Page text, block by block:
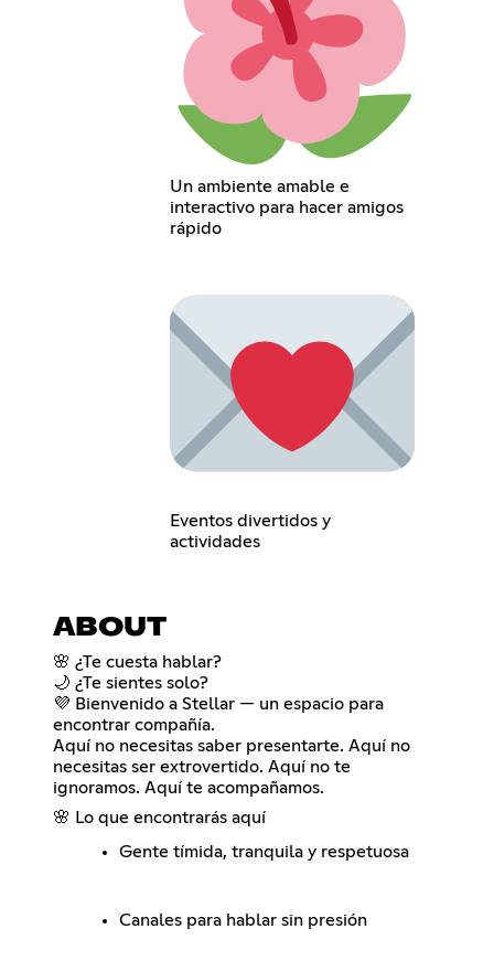
Un ambiente amable e
interactivo para hacer amigos
rápido
Eventos divertidos y
actividades
ABOUT
🌸 ¿Te cuesta hablar?
🌙 ¿Te sientes solo?
💜 Bienvenido a Stellar — un espacio para
encontrar compañía.
Aquí no necesitas saber presentarte. Aquí no
necesitas ser extrovertido. Aquí no te
ignoramos. Aquí te acompañamos.
🌸 Lo que encontrarás aquí
Gente tímida, tranquila y respetuosa
Canales para hablar sin presión